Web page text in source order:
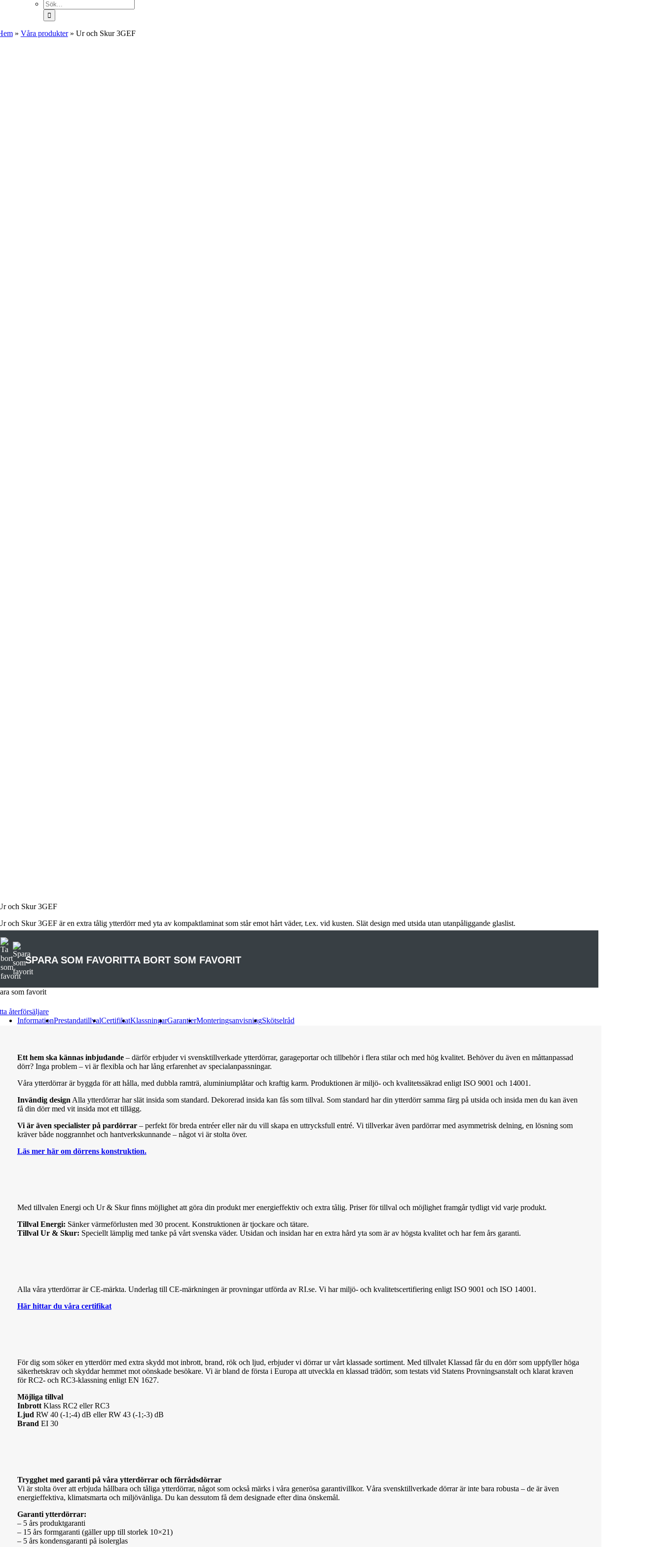
Sök
efter:
» Våra produkter» Ur och Skur 3GEF
och Skur 3GEF
och Skur 3GEF är en extra tålig ytterdörr med yta av kompaktlaminat som står emot hårt väder, t.ex. vid kusten. Slät design med utsida utan utanpåliggande glaslist.
SPARA SOM FAVORITTA BORT SOM FAVORIT
som favorit
återförsäljare
InformationPrestandatillvalCertifikatKlassningarGarantierMonteringsanvisningSkötselråd
Ett hem ska kännas inbjudande– därför erbjuder vi svensktillverkade ytterdörrar, garageportar och tillbehör i flera stilar och med hög kvalitet. Behöver du även en måttanpassad
dörr? Inga problem – vi är flexibla och har lång erfarenhet av specialanpassningar.
Våra ytterdörrar är byggda för att hålla, med dubbla ramträ, aluminiumplåtar och kraftig karm. Produktionen är miljö- och kvalitetssäkrad enligt ISO 9001 och 14001.
Invändig design Alla ytterdörrar har slät insida som standard. Dekorerad insida kan fås som tillval. Som standard har din ytterdörr samma färg på utsida och insida men du kan även
få din dörr med vit insida mot ett tillägg.
Vi är även specialister på pardörrar– perfekt för breda entréer eller när du vill skapa en uttrycksfull entré. Vi tillverkar även pardörrar med asymmetrisk delning, en lösning som
kräver både noggrannhet och hantverkskunnande – något vi är stolta över.
Läs mer här om dörrens konstruktion.
Med tillvalen Energi och Ur & Skur finns möjlighet att göra din produkt merenergieffektiv och extra tålig. Priser för tillval och möjlighet framgår tydligt vid varje produkt.
Tillval Energi: Sänker värmeförlusten med 30 procent. Konstruktionen är tjockare och tätare.
Tillval Ur & Skur: Speciellt lämplig med tanke på vårt svenska väder. Utsidan och insidan har en extra hård yta som är av högsta kvalitet och har fem års garanti.
Alla våra ytterdörrar är CE-märkta. Underlag till CE-märkningen är provningar utförda av RI.se. Vi har miljö- och kvalitetscertifiering enligt ISO 9001 och ISO 14001.
Här hittar du våra certifikat
För dig som söker en ytterdörr med extra skydd mot inbrott, brand, rök och ljud, erbjuder vi dörrar ur vårt klassade sortiment. Med tillvalet Klassad får du en dörr som uppfyller höga
säkerhetskrav och skyddar hemmet mot oönskade besökare. Vi är bland de första i Europa att utveckla en klassad trädörr, som testats vid Statens Provningsanstalt och klarat kraven
för RC2- och RC3-klassning enligt EN 1627.
Möjliga tillval
InbrottKlass RC2 eller RC3
Ljud RW 40 (-1;-4) dB eller RW 43 (-1;-3) dB
Brand EI 30
Trygghet med garanti på våra ytterdörrar och förrådsdörrar
Vi är stolta över att erbjuda hållbara och tåliga ytterdörrar, något som också märks i våra generösa garantivillkor. Våra svensktillverkade dörrar är inte bara robusta – de är även
energieffektiva, klimatsmarta och miljövänliga. Du kan dessutom få dem designade efter dina önskemål.
Garanti ytterdörrar:
– 5 års produktgaranti
– 15 års formgaranti (gäller upp till storlek 10×21)
– 5 års kondensgaranti på isolerglas